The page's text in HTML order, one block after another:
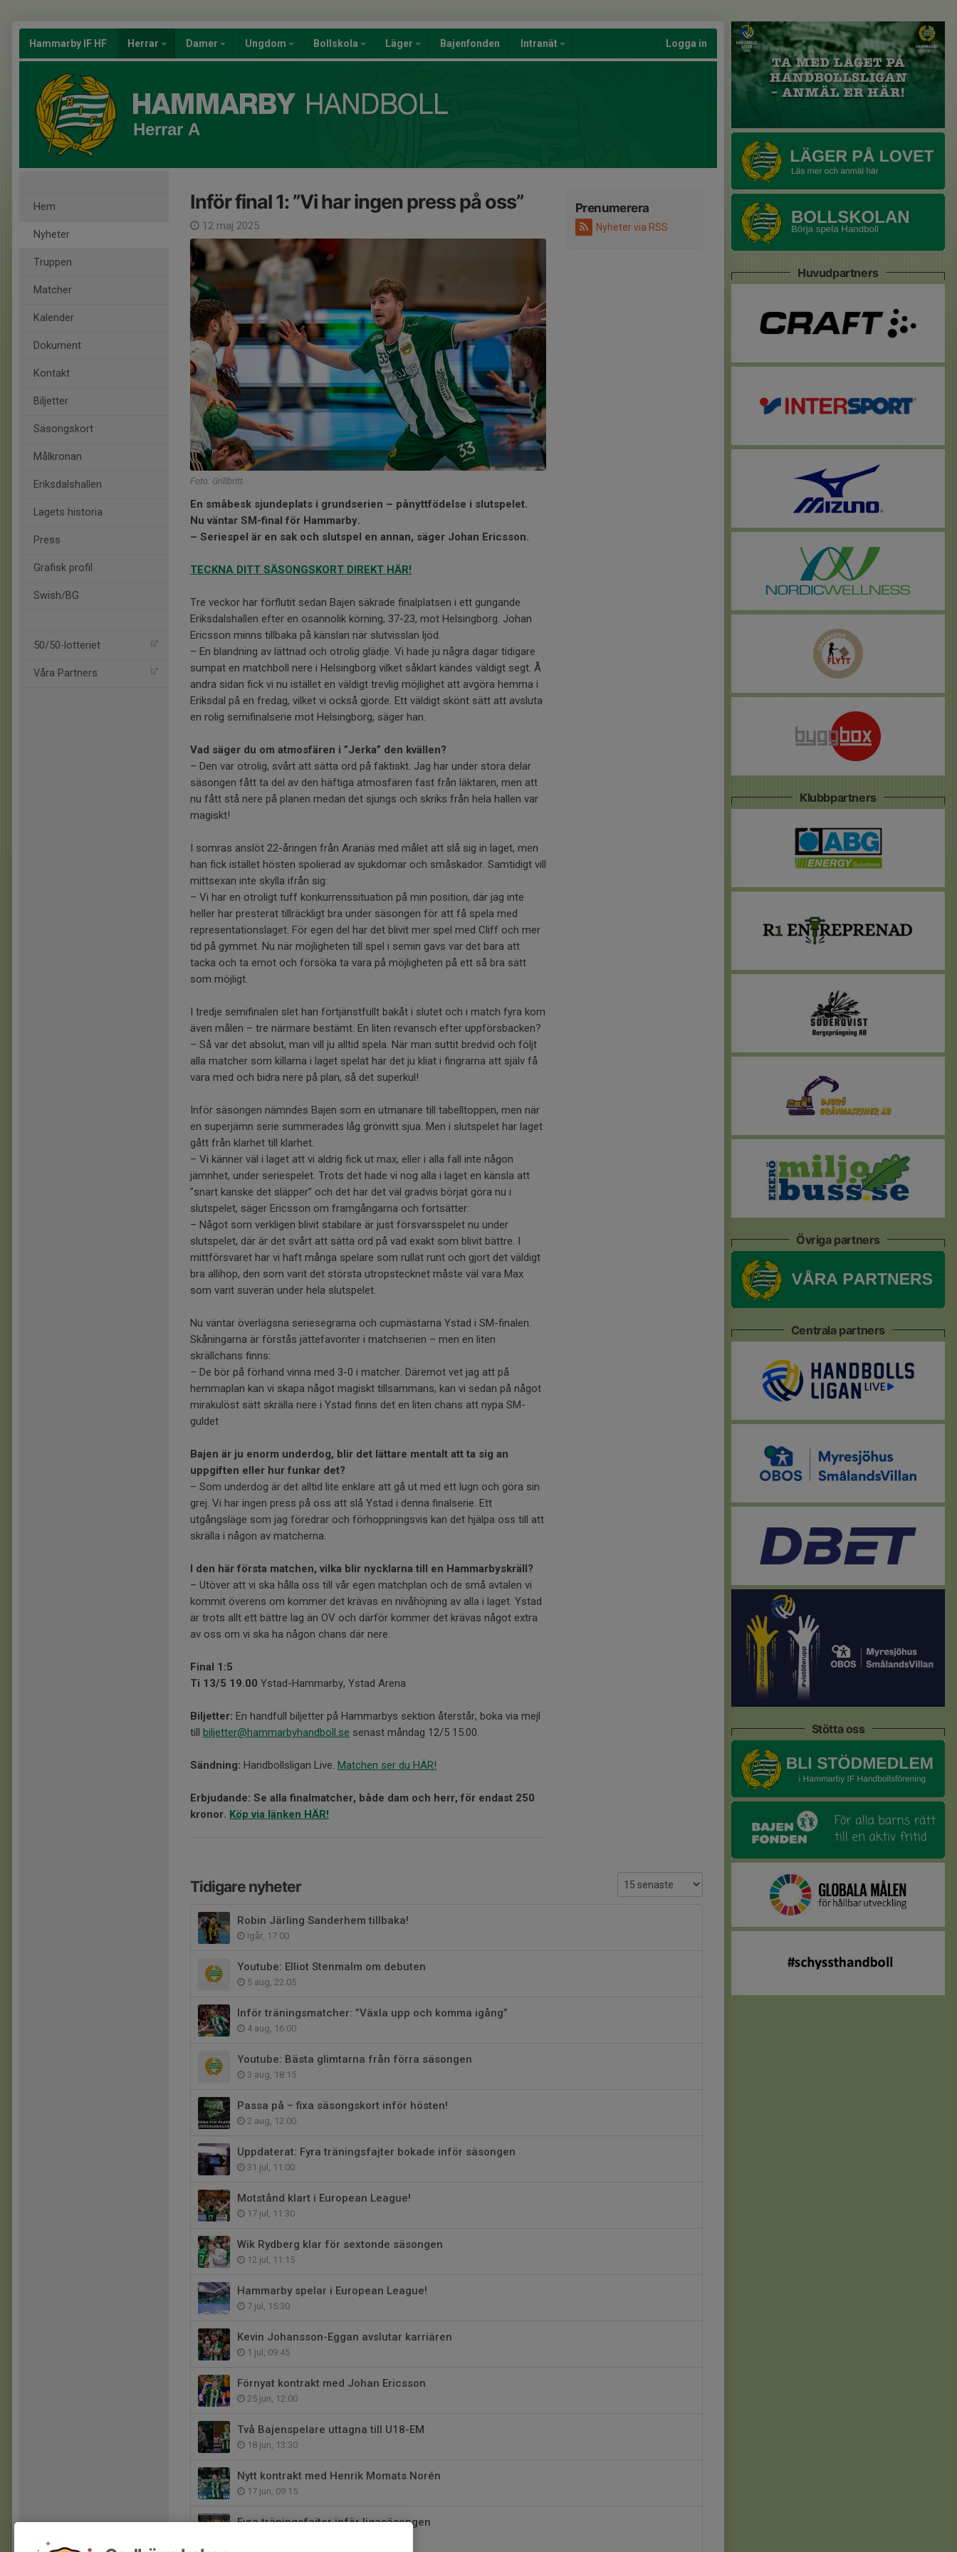
Hammarby IF HF Herrar Damer Ungdom Bollskola Läger Bajenfonden Intranät Logga in
Herrar A
Hem
Nyheter
Truppen
Matcher
Kalender
Dokument
Kontakt
Biljetter
Säsongskort
Målkronan
Eriksdalshallen
Lagets historia
Press
Grafisk profil
Swish/BG
50/50-lotteriet
Våra Partners
Prenumerera
Nyheter via RSS
Inför final 1: ”Vi har ingen press på oss”
12 maj 2025
Foto: Grillbritt.
En småbesk sjundeplats i grundserien – pånyttfödelse i slutspelet.
Nu väntar SM-final för Hammarby.
– Seriespel är en sak och slutspel en annan, säger Johan Ericsson.
TECKNA DITT SÄSONGSKORT DIREKT HÄR!
Tre veckor har förflutit sedan Bajen säkrade finalplatsen i ett gungande
Eriksdalshallen efter en osannolik körning, 37-23, mot Helsingborg. Johan
Ericsson minns tillbaka på känslan när slutvisslan ljöd.
– En blandning av lättnad och otrolig glädje. Vi hade ju några dagar tidigare
sumpat en matchboll nere i Helsingborg vilket såklart kändes väldigt segt. Å
andra sidan fick vi nu istället en väldigt trevlig möjlighet att avgöra hemma i
Eriksdal på en fredag, vilket vi också gjorde. Ett väldigt skönt sätt att avsluta
en rolig semifinalserie mot Helsingborg, säger han.
Vad säger du om atmosfären i ”Jerka” den kvällen?
– Den var otrolig, svårt att sätta ord på faktiskt. Jag har under stora delar
säsongen fått ta del av den häftiga atmosfären fast från läktaren, men att
nu fått stå nere på planen medan det sjungs och skriks från hela hallen var
magiskt!
I somras anslöt 22-åringen från Aranäs med målet att slå sig in laget, men
han fick istället hösten spolierad av sjukdomar och småskador. Samtidigt vill
mittsexan inte skylla ifrån sig:
– Vi har en otroligt tuff konkurrenssituation på min position, där jag inte
heller har presterat tillräckligt bra under säsongen för att få spela med
representationslaget. För egen del har det blivit mer spel med Cliff och mer
tid på gymmet. Nu när möjligheten till spel i semin gavs var det bara att
tacka och ta emot och försöka ta vara på möjligheten på ett så bra sätt
som möjligt.
I tredje semifinalen slet han förtjänstfullt bakåt i slutet och i match fyra kom
även målen – tre närmare bestämt. En liten revansch efter uppförsbacken?
– Så var det absolut, man vill ju alltid spela. När man suttit bredvid och följt
alla matcher som killarna i laget spelat har det ju kliat i fingrarna att själv få
vara med och bidra nere på plan, så det superkul!
Inför säsongen nämndes Bajen som en utmanare till tabelltoppen, men när
en superjämn serie summerades låg grönvitt sjua. Men i slutspelet har laget
gått från klarhet till klarhet.
– Vi känner väl i laget att vi aldrig fick ut max, eller i alla fall inte någon
jämnhet, under seriespelet. Trots det hade vi nog alla i laget en känsla att
”snart kanske det släpper” och det har det väl gradvis börjat göra nu i
slutspelet, säger Ericsson om framgångarna och fortsätter:
– Något som verkligen blivit stabilare är just försvarsspelet nu under
slutspelet, där är det svårt att sätta ord på vad exakt som blivit bättre. I
mittförsvaret har vi haft många spelare som rullat runt och gjort det väldigt
bra allihop, den som varit det största utropstecknet måste väl vara Max
som varit suverän under hela slutspelet.
Nu väntar överlägsna seriesegrarna och cupmästarna Ystad i SM-finalen.
Skåningarna är förstås jättefavoriter i matchserien – men en liten
skrällchans finns:
– De bör på förhand vinna med 3-0 i matcher. Däremot vet jag att på
hemmaplan kan vi skapa något magiskt tillsammans, kan vi sedan på något
mirakulöst sätt skrälla nere i Ystad finns det en liten chans att nypa SM-
guldet
Bajen är ju enorm underdog, blir det lättare mentalt att ta sig an
uppgiften eller hur funkar det?
– Som underdog är det alltid lite enklare att gå ut med ett lugn och göra sin
grej. Vi har ingen press på oss att slå Ystad i denna finalserie. Ett
utgångsläge som jag föredrar och förhoppningsvis kan det hjälpa oss till att
skrälla i någon av matcherna.
I den här första matchen, vilka blir nycklarna till en Hammarbyskräll?
– Utöver att vi ska hålla oss till vår egen matchplan och de små avtalen vi
kommit överens om kommer det krävas en nivåhöjning av alla i laget. Ystad
är trots allt ett bättre lag än OV och därför kommer det krävas något extra
av oss om vi ska ha någon chans där nere.
Final 1:5
Ti 13/5 19.00 Ystad-Hammarby, Ystad Arena
Biljetter: En handfull biljetter på Hammarbys sektion återstår, boka via mejl
till biljetter@hammarbyhandboll.se senast måndag 12/5 15.00.
Sändning: Handbollsligan Live. Matchen ser du HÄR!
Erbjudande: Se alla finalmatcher, både dam och herr, för endast 250
kronor. Köp via länken HÄR!
Tidigare nyheter
Robin Järling Sanderhem tillbaka!
Igår, 17:00
Youtube: Elliot Stenmalm om debuten
5 aug, 22:05
Inför träningsmatcher: ”Växla upp och komma igång”
4 aug, 16:00
Youtube: Bästa glimtarna från förra säsongen
3 aug, 18:15
Passa på – fixa säsongskort inför hösten!
2 aug, 12:00
Uppdaterat: Fyra träningsfajter bokade inför säsongen
31 jul, 11:00
Motstånd klart i European League!
17 jul, 11:30
Wik Rydberg klar för sextonde säsongen
12 jul, 11:15
Hammarby spelar i European League!
7 jul, 15:30
Kevin Johansson-Eggan avslutar karriären
1 jul, 09:45
Förnyat kontrakt med Johan Ericsson
25 jun, 12:00
Två Bajenspelare uttagna till U18-EM
18 jun, 13:30
Nytt kontrakt med Henrik Momats Norén
17 jun, 09:15
Fyra träningsfajter inför ligasäsongen
Huvudpartners
Klubbpartners
Övriga partners
Centrala partners
Stötta oss